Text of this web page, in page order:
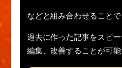
などと組み合わせることで
過去に作った記事をスピ
編集、改善することが可能